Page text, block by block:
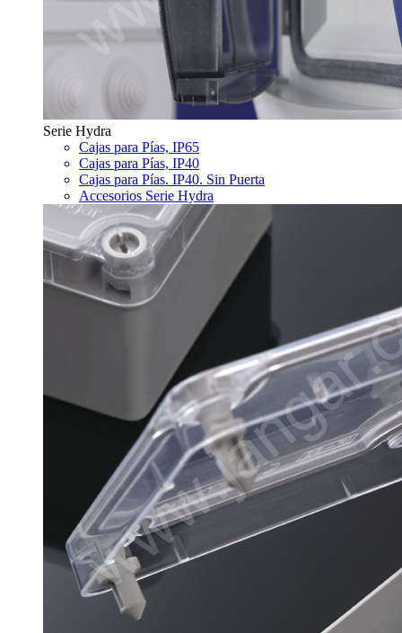
Serie Hydra
Cajas para Pías, IP65
Cajas para Pías, IP40
Cajas para Pías. IP40. Sin Puerta
Accesorios Serie Hydra